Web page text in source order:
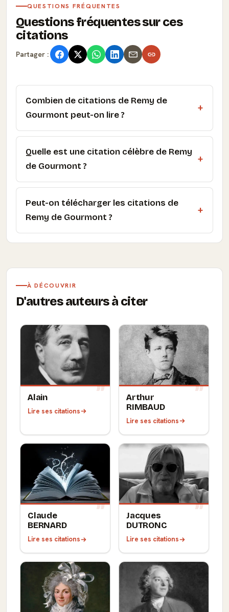
QUESTIONS FRÉQUENTES
Questions fréquentes sur ces
citations
Partager :
Combien de citations de Remy de
Gourmont peut-on lire ?
Quelle est une citation célèbre de Remy
de Gourmont ?
Peut-on télécharger les citations de
Remy de Gourmont ?
À DÉCOUVRIR
D'autres auteurs à citer
Alain
Lire ses citations
Arthur
RIMBAUD
Lire ses citations
Claude
BERNARD
Lire ses citations
Jacques
DUTRONC
Lire ses citations